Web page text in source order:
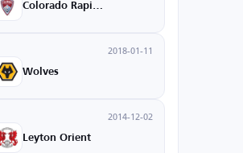
2018-01-11
Wolves
2014-12-02
Leyton Orient